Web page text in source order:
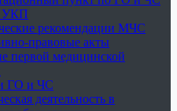
УКП
рекомендации МЧС
правовые акты
первой медицинской
ГО и ЧС
деятельность в